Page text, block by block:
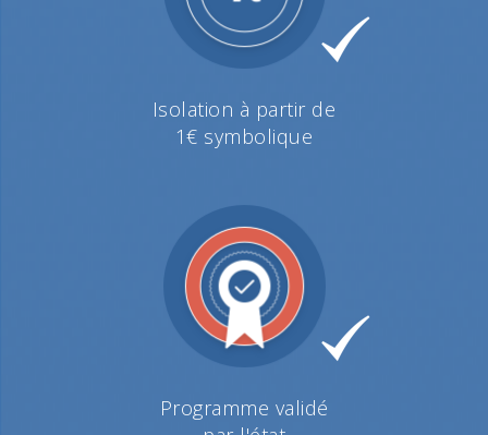
Isolation à partir de
1€ symbolique
Programme validé